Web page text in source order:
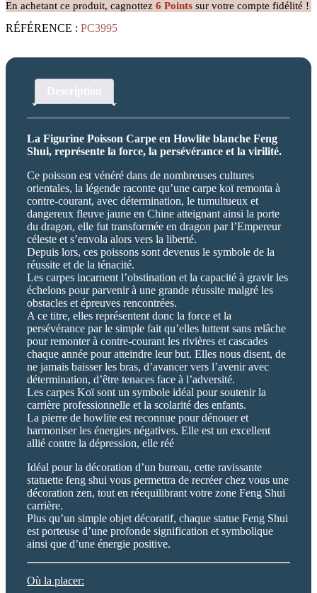
en
Howlite
blanche
En achetant ce produit, cagnottez 6 Points sur votre compte fidélité !
RÉFÉRENCE : PC3995
Description
La Figurine Poisson Carpe en Howlite blanche Feng
Shui, représente la force, la persévérance et la virilité.
Ce poisson est vénéré dans de nombreuses cultures
orientales, la légende raconte qu’une carpe koï remonta à
contre-courant, avec détermination, le tumultueux et
dangereux fleuve jaune en Chine atteignant ainsi la porte
du dragon, elle fut transformée en dragon par l’Empereur
céleste et s’envola alors vers la liberté.
Depuis lors, ces poissons sont devenus le symbole de la
réussite et de la ténacité.
Les carpes incarnent l’obstination et la capacité à gravir les
échelons pour parvenir à une grande réussite malgré les
obstacles et épreuves rencontrées.
A ce titre, elles représentent donc la force et la
persévérance par le simple fait qu’elles luttent sans relâche
pour remonter à contre-courant les rivières et cascades
chaque année pour atteindre leur but. Elles nous disent, de
ne jamais baisser les bras, d’avancer vers l’avenir avec
détermination, d’être tenaces face à l’adversité.
Les carpes Koï sont un symbole idéal pour soutenir la
carrière professionnelle et la scolarité des enfants.
La pierre de howlite est reconnue pour dénouer et
harmoniser les énergies négatives. Elle est un excellent
allié contre la dépression, elle réé
Idéal pour la décoration d’un bureau, cette ravissante
statuette feng shui vous permettra de recréer chez vous une
décoration zen, tout en réequilibrant votre zone Feng Shui
carrière.
Plus qu’un simple objet décoratif, chaque statue Feng Shui
est porteuse d’une profonde signification et symbolique
ainsi que d’une énergie positive.
Où la placer: